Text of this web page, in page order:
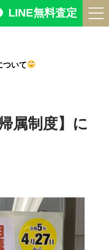
LINE無料査定
ついて
属制度】に